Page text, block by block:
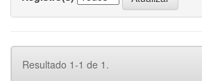
Resultado 1-1 de 1.